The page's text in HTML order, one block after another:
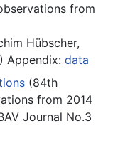
from
Hübscher,
Appendix: data
(84th
from 2014
Journal No.3